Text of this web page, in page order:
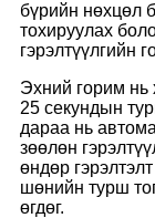
бүрийн нөхцөл
тохируулах
гэрэлтүүлгийн
Эхний горим нь
25 секундын
дараа нь
зөөлөн
өндөр
шөнийн турш
өгдөг.